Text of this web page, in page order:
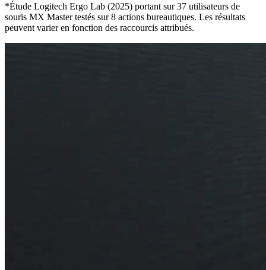
*Étude Logitech Ergo Lab (2025) portant sur 37 utilisateurs de
souris MX Master testés sur 8 actions bureautiques. Les résultats
peuvent varier en fonction des raccourcis attribués.